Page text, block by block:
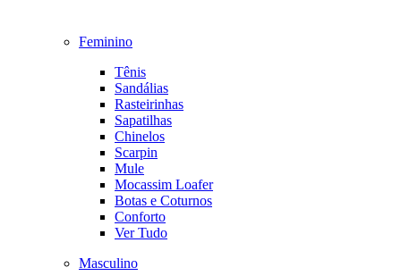
Feminino
Tênis
Sandálias
Rasteirinhas
Sapatilhas
Chinelos
Scarpin
Mule
Mocassim Loafer
Botas e Coturnos
Conforto
Ver Tudo
Masculino